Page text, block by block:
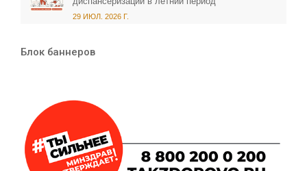
29 ИЮЛ. 2026 Г.
Блок баннеров